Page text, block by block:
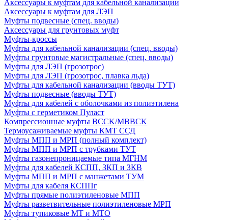
Аксессуары к муфтам для кабельной канализации
Аксессуары к муфтам для ЛЭП
Муфты подвесные (спец. вводы)
Аксессуары для грунтовых муфт
Муфты-кроссы
Муфты для кабельной канализации (спец. вводы)
Муфты грунтовые магистральные (спец. вводы)
Муфты для ЛЭП (грозотрос)
Муфты для ЛЭП (грозотрос, плавка льда)
Муфты для кабельной канализации (вводы ТУТ)
Муфты подвесные (вводы ТУТ)
Муфты для кабелей с оболочками из полиэтилена
Муфты с герметиком Пуласт
Компрессионные муфты BCCK/MBBCK
Термоусаживаемые муфты КМТ ССД
Муфты МПП и МРП (полный комплект)
Муфты МПП и МРП с трубками ТУТ
Муфты газонепроницаемые типа МГНМ
Муфты для кабелей КСПП, ЗКП и ЗКВ
Муфты МПП и МРП с манжетами ТУМ
Муфты для кабеля КСППг
Муфты прямые полиэтиленовые МПП
Муфты разветвительные полиэтиленовые МРП
Муфты тупиковые МТ и МТО